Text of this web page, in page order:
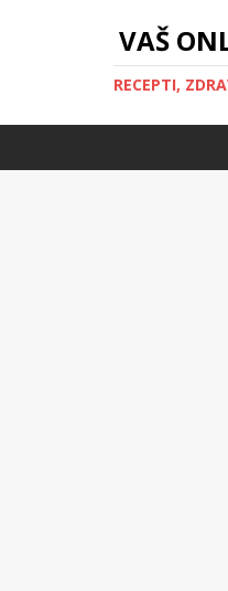
VAŠ
RECEPTI,